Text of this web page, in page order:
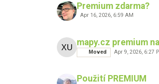
Premium zdarma?
Apr 16, 2026, 6:59 AM
mapy.cz premium
Moved Apr 9, 2026, 6:27
Použití PREMIUM